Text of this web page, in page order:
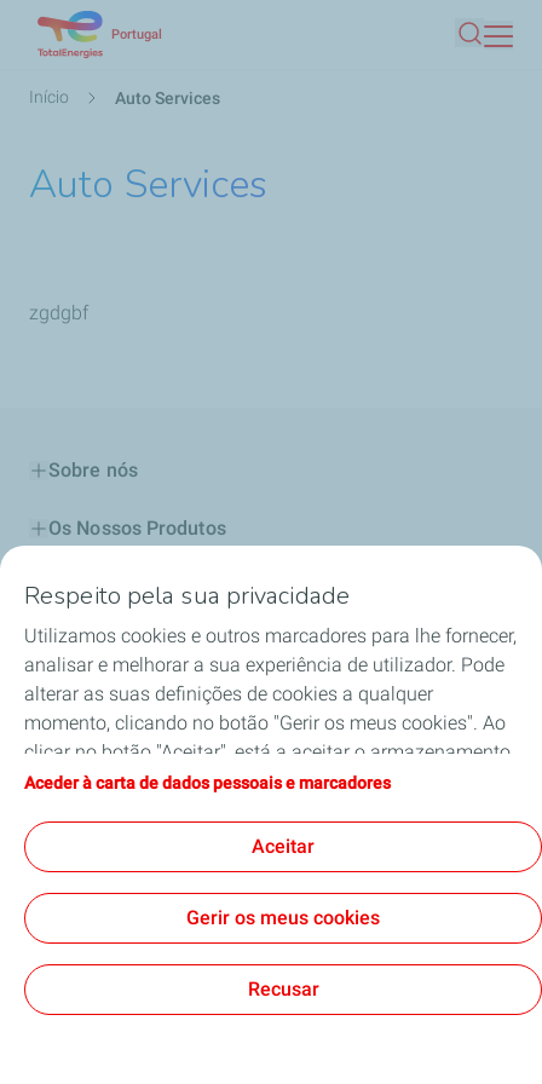
Portugal
Navegação
Início Auto Services
Auto Services
zgdgbf
Sobre nós
Os Nossos Produtos
Os Nossos Serviços
Qualidade e Segurança
Meio Ambiente
Mobilidade Elétrica
Nota Legal e de Privacidade Cookies
Respeito pela sua privacidade
Utilizamos cookies e outros marcadores para lhe fornecer,
analisar e melhorar a sua experiência de utilizador. Pode
alterar as suas definições de cookies a qualquer
momento, clicando no botão "Gerir os meus cookies". Ao
clicar no botão "Aceitar", está a aceitar o armazenamento
de todos os cookies. Se clicar em "Recusar", apenas serão
funcionamento do site. Para obter mais informações,
pode consultar a página "Carta de dados pessoais e
marcadores".
Aceder à carta de dados pessoais e marcadores
Aceitar
Gerir os meus cookies
Recusar